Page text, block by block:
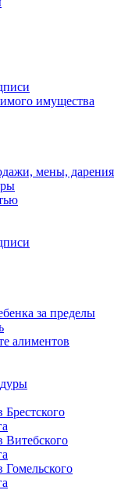
имущества
мены, дарения
за пределы
алиментов
Витебского